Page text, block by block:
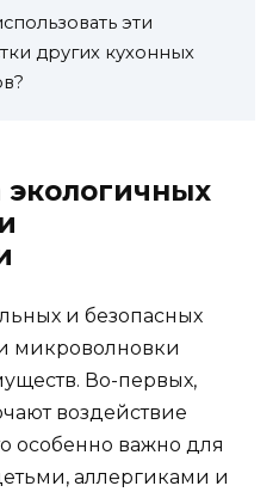
эти
других кухонных
и безопасных
микроволновки
Во-первых,
воздействие
особенно важно для
аллергиками и